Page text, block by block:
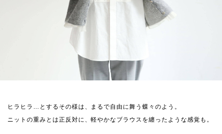
ヒラヒラ…とするその様は、まるで自由に舞う蝶々のよう。
ニットの重みとは正反対に、軽やかなブラウスを纏ったような感覚も。